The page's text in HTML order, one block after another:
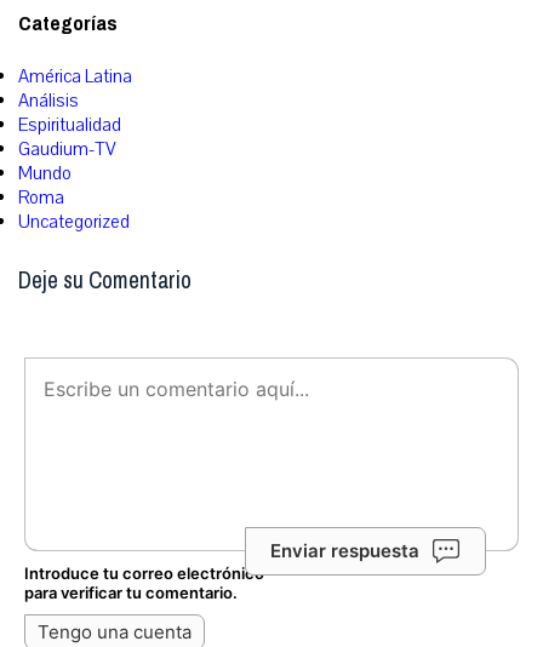
Categorías
América Latina
Análisis
Espiritualidad
Gaudium-TV
Mundo
Roma
Uncategorized
Deje su Comentario
Enviar respuesta
Introduce tu correo electrónico
para verificar tu comentario.
Tengo una cuenta